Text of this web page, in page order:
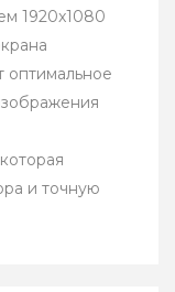
1920x1080
оптимальное
и точную